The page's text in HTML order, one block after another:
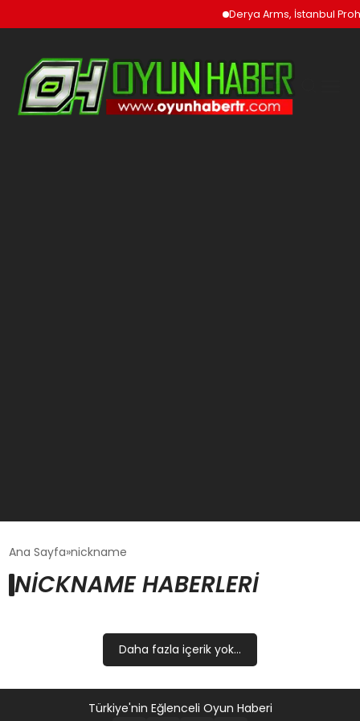
Derya Arms, İstanbul
GÜNCEL
OYUN HABERLERI
EĞITIM
Ana Sayfa nickname
NICKNAME HABERLERI
Daha fazla içerik yok...
Türkiye'nin Eğlenceli Oyun Haberi